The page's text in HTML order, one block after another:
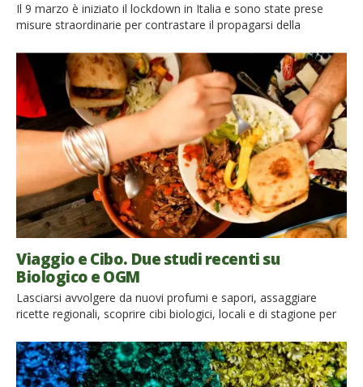
Il 9 marzo è iniziato il lockdown in Italia e sono state prese
misure straordinarie per contrastare il propagarsi della
ci ha mostrato la sua forza, tornando ad invadere il territorio e
facendoci capire che impatto abbiamo sul pianeta. Ma ora
siamo ad un bivio: […]
Viaggio e Cibo. Due studi recenti su
Biologico e OGM
Lasciarsi avvolgere da nuovi profumi e sapori, assaggiare
ricette regionali, scoprire cibi biologici, locali e di stagione per
sondaggio, lanciato tra gli utenti della nostra community, ha
rivelato che il cibo biologico è uno degli aspetti importanti delle
nostre vacanze: il 65% apprezza quando viene […]